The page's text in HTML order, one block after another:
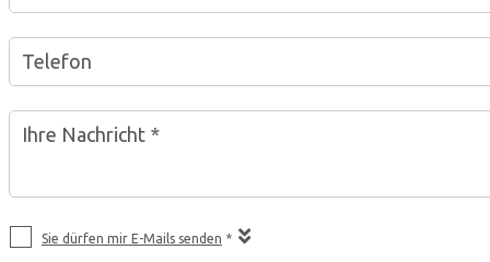
Telefon
Ihre Nachricht *
Sie dürfen mir E-Mails senden *